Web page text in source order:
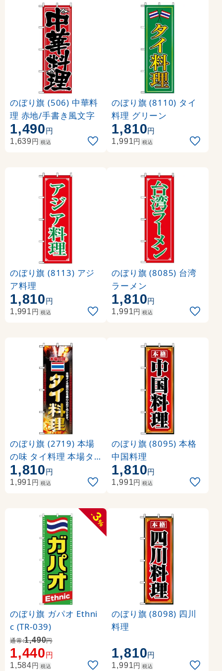
のぼり旗 (506) 中華料
理 赤地/手書き風文字
1,490円
1,639円 税込
のぼり旗 (8110) タイ
料理 グリーン
1,810円
1,991円 税込
のぼり旗 (8113) アジ
ア料理
1,810円
1,991円 税込
のぼり旗 (8085) 台湾
ラーメン
1,810円
1,991円 税込
のぼり旗 (2719) 本場
の味 タイ料理 本場タ
イ王国の味を真心込め
て作ります
1,810円
1,991円 税込
のぼり旗 (8095) 本格
中国料理
1,810円
1,991円 税込
-
3
%
のぼり旗 ガパオ Ethni
c (TR-039)
通常:1,490円
1,440円
1,584円 税込
のぼり旗 (8098) 四川
料理
1,810円
1,991円 税込